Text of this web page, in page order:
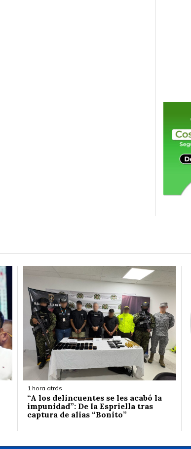
1 hora atrás
“A los delincuentes se les acabó la
impunidad”: De la Espriella tras
captura de alias “Bonito”